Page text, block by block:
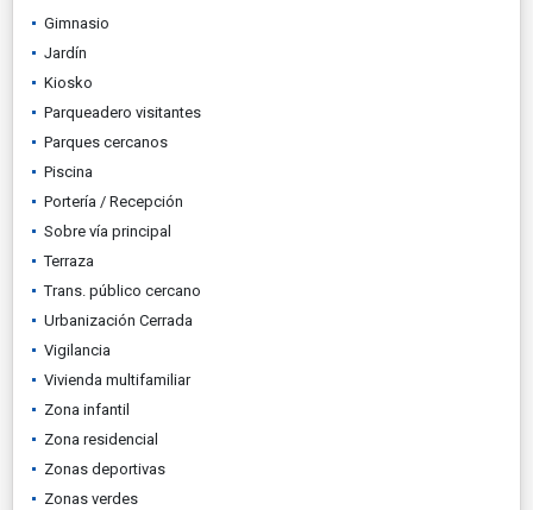
Gimnasio
Jardín
Kiosko
Parqueadero visitantes
Parques cercanos
Piscina
Portería / Recepción
Sobre vía principal
Terraza
Trans. público cercano
Urbanización Cerrada
Vigilancia
Vivienda multifamiliar
Zona infantil
Zona residencial
Zonas deportivas
Zonas verdes